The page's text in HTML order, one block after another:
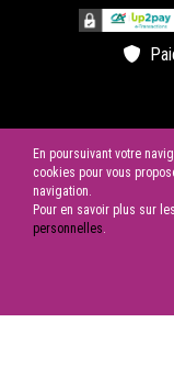
En poursuivant votre
cookies pour vous
navigation.
Pour en savoir plus sur les
personnelles.
© 2026 SAS